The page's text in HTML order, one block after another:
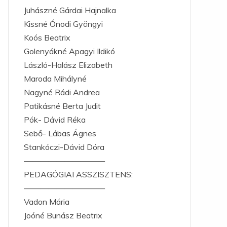
Juhászné Gárdai Hajnalka
Kissné Ónodi Gyöngyi
Koós Beatrix
Golenyákné Apagyi Ildikó
László-Halász Elizabeth
Maroda Mihályné
Nagyné Rádi Andrea
Patikásné Berta Judit
Pók- Dávid Réka
Sebő- Lábas Ágnes
Stankóczi-Dávid Dóra
——————————
PEDAGÓGIAI ASSZISZTENS:
——————————
Vadon Mária
Joóné Bunász Beatrix